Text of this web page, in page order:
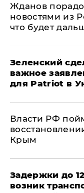
Жданов
новостями из
что будет
Зеленский
важное
для Patriot в
Власти РФ
Крым
Задержки до
возник